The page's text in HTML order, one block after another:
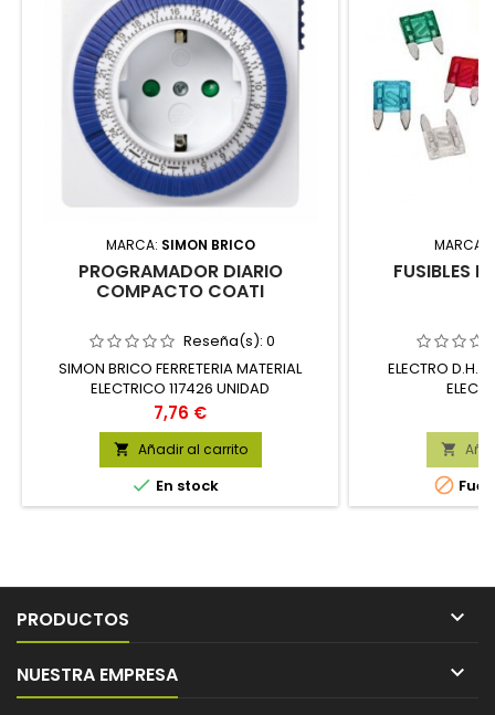
MARCA: SIMON BRICO
PROGRAMADOR DIARIO
COMPACTO COATI
Reseña(s): 0
SIMON BRICO FERRETERIA MATERIAL
ELECTRICO 117426 UNIDAD
Precio
7,76 €
 Añadir al carrito
 En stock
MARCA:
FUSIBLES
ELECTRO D.H.


PRODUCTOS 
NUESTRA EMPRESA 